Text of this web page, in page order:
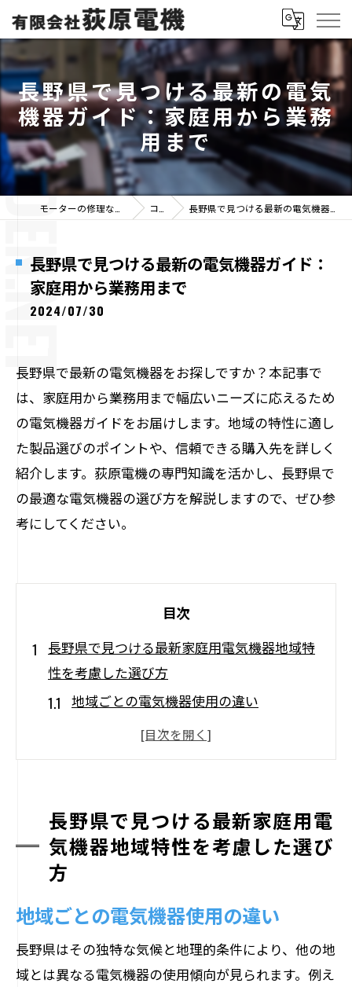
長野県で見つける最新の電気
機器ガイド：家庭用から業務
用まで
コラム 長野県で見つける最新の電気機器ガイド：家庭用から業務用まで
長野県で見つける最新の電気機器ガイド：
家庭用から業務用まで
2024/07/30
長野県で最新の電気機器をお探しですか？本記事で
は、家庭用から業務用まで幅広いニーズに応えるため
の電気機器ガイドをお届けします。地域の特性に適し
た製品選びのポイントや、信頼できる購入先を詳しく
紹介します。荻原電機の専門知識を活かし、長野県で
の最適な電気機器の選び方を解説しますので、ぜひ参
考にしてください。
目次
長野県で見つける最新家庭用電気機器地域特
性を考慮した選び方
地域ごとの電気機器使用の違い
長野県の家庭に合う省エネ電化製品とは
住宅環境に適した家庭用電気機器の選び
使用頻度と電気機器寿命の関係
長野県で人気の家庭用電気機器ランキン
長野県の気候に最適な家庭用電気機器指南
寒冷地向けの暖房機器の選び方
夏を快適に過ごすための冷房機器
長野県で見つける最新家庭用電
気機器地域特性を考慮した選び
方
地域ごとの電気機器使用の違い
長野県はその独特な気候と地理的条件により、他の地
域とは異なる電気機器の使用傾向が見られます。例え